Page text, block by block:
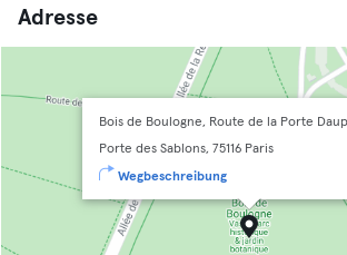
Adresse
Bois de Boulogne, Route de la Porte
Porte des Sablons, 75116 Paris
Wegbeschreibung